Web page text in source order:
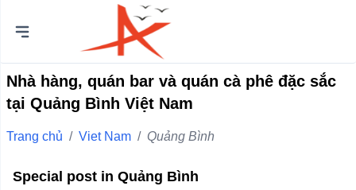
Thành
Quận Bình Tân
Huyện Bình Chánh
Nhà hàng, quán bar và quán cà phê đặc sắc
tại Quảng Bình Việt Nam
Trang chủ / Viet Nam / Quảng Bình
Special post in Quảng Bình